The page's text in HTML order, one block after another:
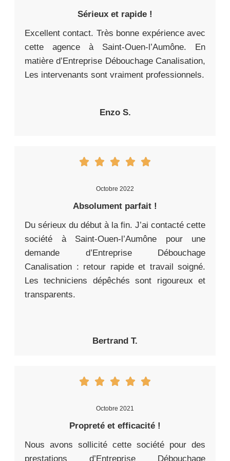
Sérieux et rapide !
Excellent contact. Très bonne expérience avec
cette agence à Saint-Ouen-l’Aumône. En
matière d’Entreprise Débouchage Canalisation,
Les intervenants sont vraiment professionnels.
Enzo S.
Octobre 2022
Absolument parfait !
Du sérieux du début à la fin. J’ai contacté cette
société à Saint-Ouen-l’Aumône pour une
demande d’Entreprise Débouchage
Canalisation : retour rapide et travail soigné.
Les techniciens dépêchés sont rigoureux et
transparents.
Bertrand T.
Octobre 2021
Propreté et efficacité !
Nous avons sollicité cette société pour des
prestations d’Entreprise Débouchage